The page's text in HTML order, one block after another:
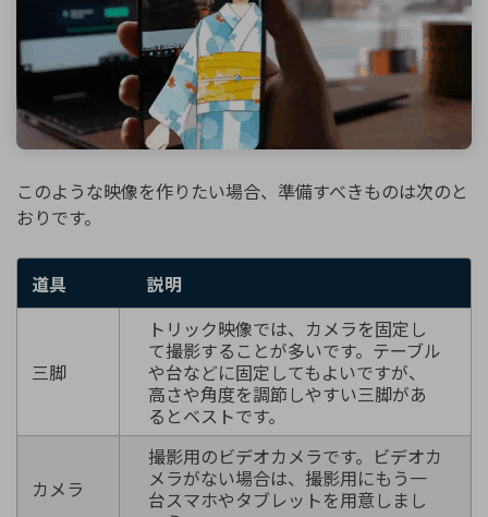
このような映像を作りたい場合、準備すべきものは次のと
おりです。
道具 説明
三脚
トリック映像では、カメラを固定し
て撮影することが多いです。テーブル
や台などに固定してもよいですが、
高さや角度を調節しやすい三脚があ
るとベストです。
カメラ
撮影用のビデオカメラです。ビデオカ
メラがない場合は、撮影用にもう一
台スマホやタブレットを用意しまし